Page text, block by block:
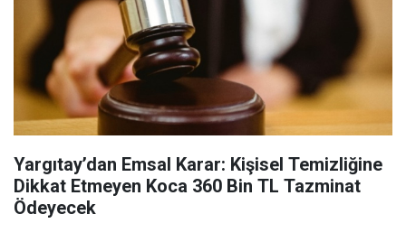
Yargıtay’dan Emsal Karar: Kişisel Temizliğine
Dikkat Etmeyen Koca 360 Bin TL Tazminat
Ödeyecek